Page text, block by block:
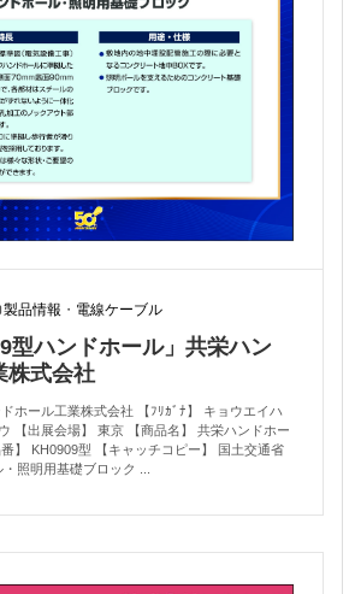
製品情報 ・ 電線ケーブル
9型ハンドホール」共栄ハン
株式会社
ドホール工業株式会社 【ﾌﾘｶﾞﾅ】 キョウエイハ
【出展会場】 東京 【商品名】 共栄ハンドホー
】 KH0909型 【キャッチコピー】 国土交通省
照明用基礎ブロック ...